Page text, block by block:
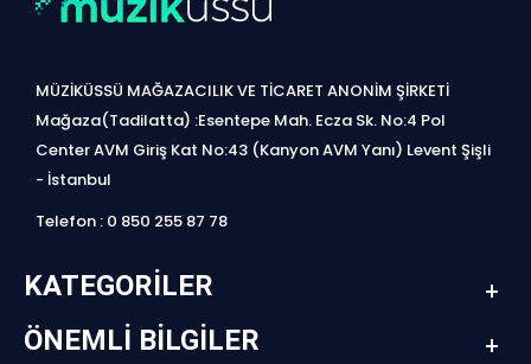
MÜZİKÜSSÜ MAĞAZACILIK VE TİCARET ANONİM ŞİRKETİ
Mağaza(Tadilatta) :Esentepe Mah. Ecza Sk. No:4 Pol
Center AVM Giriş Kat No:43 (Kanyon AVM Yanı) Levent Şişli
- İstanbul
Telefon : 0 850 255 87 78
KATEGORILER
ÖNEMLI BILGILER